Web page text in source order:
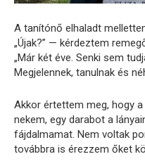
A tanítónő elhaladt
„Újak?” — kérdeztem
„Már két éve. Senki sem
Megjelennek, tanulnak és
Akkor értettem meg, hogy
nekem, egy darabot a
fájdalmamat. Nem voltak
továbbra is érezzem őket